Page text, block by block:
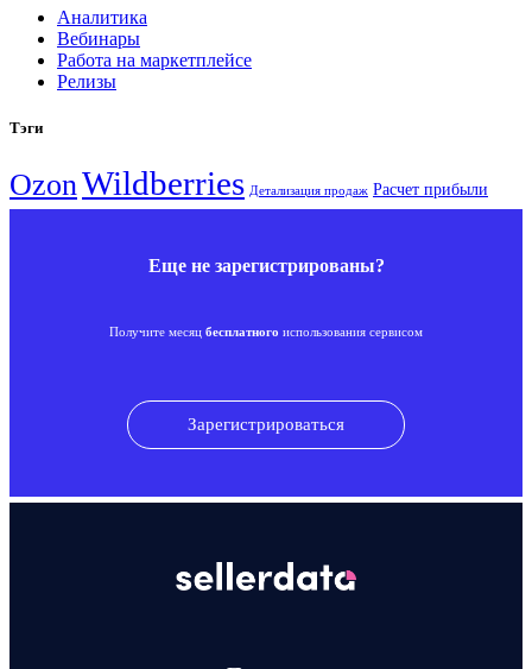
Аналитика
Вебинары
Работа на маркетплейсе
Релизы
Тэги
OzonWildberries Детализация продаж Расчет прибыли
Еще не зарегистрированы?
Получите месяц бесплатного использования сервисом
Зарегистрироваться